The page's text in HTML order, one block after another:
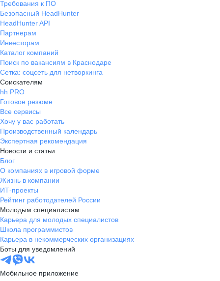
Требования к ПО
Безопасный HeadHunter
HeadHunter API
Партнерам
Инвесторам
Каталог компаний
Поиск по вакансиям в Краснодаре
Сетка: соцсеть для нетворкинга
Соискателям
hh PRO
Готовое резюме
Все сервисы
Хочу у вас работать
Производственный календарь
Экспертная рекомендация
Новости и статьи
Блог
О компаниях в игровой форме
Жизнь в компании
ИТ-проекты
Рейтинг работодателей России
Молодым специалистам
Карьера для молодых специалистов
Школа программистов
Карьера в некоммерческих организациях
Боты для уведомлений
Мобильное приложение